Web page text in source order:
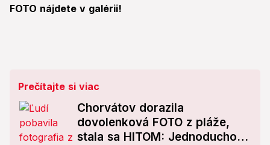
FOTO nájdete v galérii!
Prečítajte si viac
Chorvátov dorazila
dovolenková FOTO z pláže,
stala sa HITOM: Jednoducho